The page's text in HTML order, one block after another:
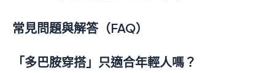
常見問題與解答（FAQ）
「多巴胺穿搭」只適合年輕人嗎？